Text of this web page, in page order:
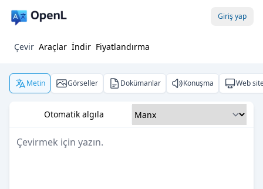
Giriş yap
Çevir Araçlar İndir Fiyatlandırma
Metin Görseller Dokümanlar Konuşma Web
Otomatik algıla